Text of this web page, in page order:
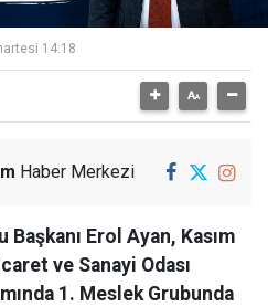
14:18
Haber Merkezi
Erol Ayan, Kasım
ve Sanayi Odası
1. Meslek Grubunda